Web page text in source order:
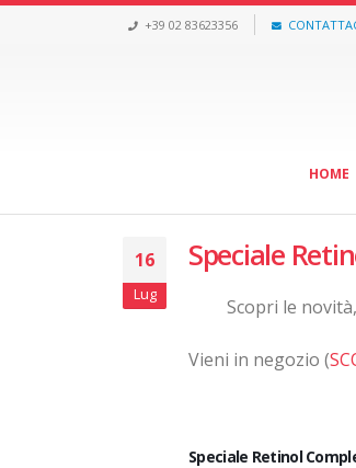
+39 02 83623356
HOME
16
Lug
Speciale
Scopri le
Vieni in negozio (
Speciale Retinol